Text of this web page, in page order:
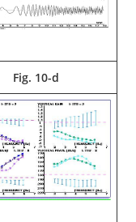
Fig. 10-d